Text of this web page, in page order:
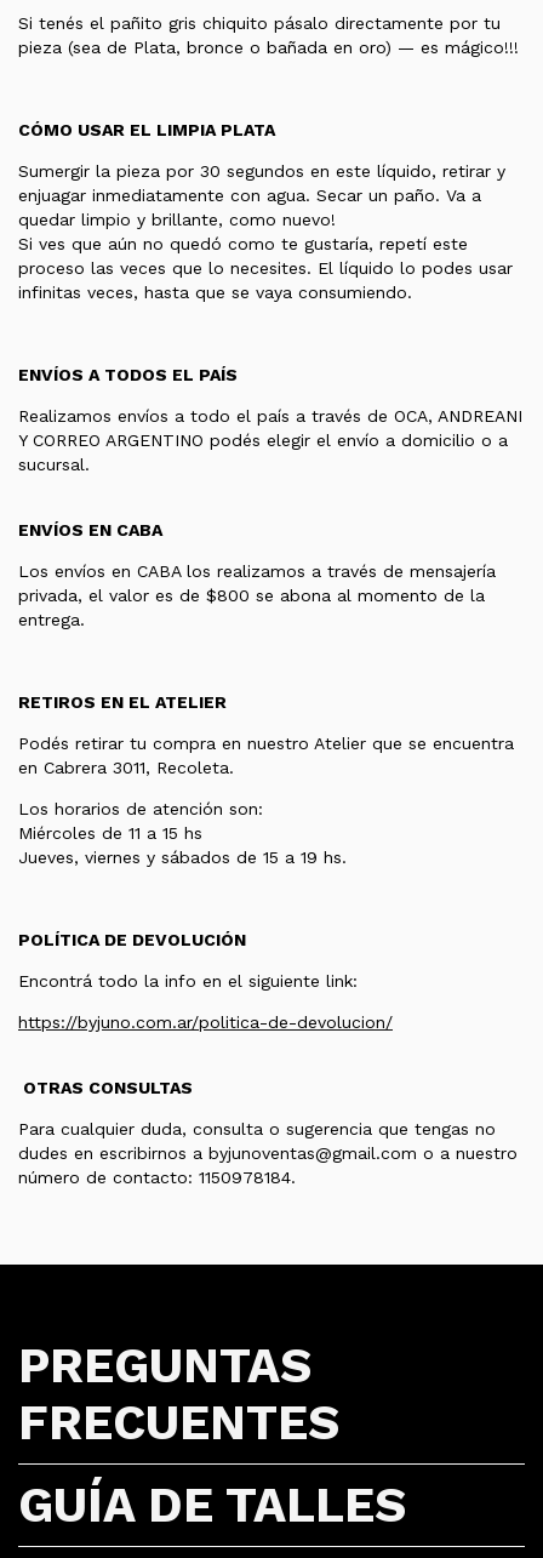
Si tenés el pañito gris chiquito pásalo directamente por tu
pieza (sea de Plata, bronce o bañada en oro) — es mágico!!!
CÓMO USAR EL LIMPIA PLATA
Sumergir la pieza por 30 segundos en este líquido, retirar y
enjuagar inmediatamente con agua. Secar un paño. Va a
quedar limpio y brillante, como nuevo!
Si ves que aún no quedó como te gustaría, repetí este
proceso las veces que lo necesites. El líquido lo podes usar
infinitas veces, hasta que se vaya consumiendo.
ENVÍOS A TODOS EL PAÍS
Realizamos envíos a todo el país a través de OCA, ANDREANI
Y CORREO ARGENTINO podés elegir el envío a domicilio o a
sucursal.
ENVÍOS EN CABA
Los envíos en CABA los realizamos a través de mensajería
privada, el valor es de $800 se abona al momento de la
entrega.
RETIROS EN EL ATELIER
Podés retirar tu compra en nuestro Atelier que se encuentra
en Cabrera 3011, Recoleta.
Los horarios de atención son:
Miércoles de 11 a 15 hs
Jueves, viernes y sábados de 15 a 19 hs.
POLÍTICA DE DEVOLUCIÓN
Encontrá todo la info en el siguiente link:
https://byjuno.com.ar/politica-de-devolucion/
OTRAS CONSULTAS
Para cualquier duda, consulta o sugerencia que tengas no
dudes en escribirnos a byjunoventas@gmail.com o a nuestro
número de contacto: 1150978184.
PREGUNTAS
FRECUENTES
GUÍA DE TALLES